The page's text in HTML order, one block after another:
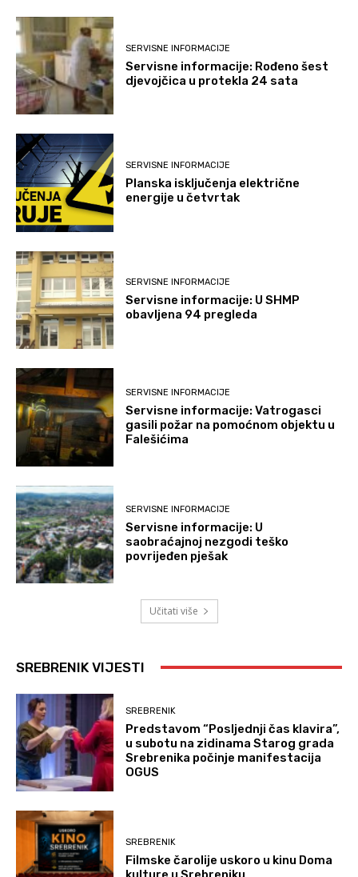
SERVISNE INFORMACIJE
Servisne informacije: Rođeno šest
djevojčica u protekla 24 sata
SERVISNE INFORMACIJE
Planska isključenja električne
energije u četvrtak
SERVISNE INFORMACIJE
Servisne informacije: U SHMP
obavljena 94 pregleda
SERVISNE INFORMACIJE
Servisne informacije: Vatrogasci
gasili požar na pomoćnom objektu u
Falešićima
SERVISNE INFORMACIJE
Servisne informacije: U
saobraćajnoj nezgodi teško
povrijeđen pješak
Učitati više
SREBRENIK VIJESTI
SREBRENIK
Predstavom “Posljednji čas klavira”,
u subotu na zidinama Starog grada
Srebrenika počinje manifestacija
OGUS
SREBRENIK
Filmske čarolije uskoro u kinu Doma